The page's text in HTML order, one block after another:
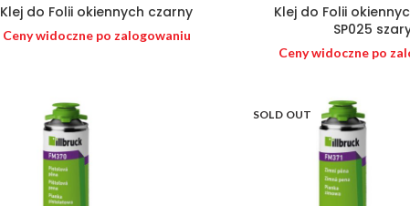
Klej do Folii okiennych czarny
Ceny widoczne po zalogowaniu
Klej do Folii
SP025
Ceny widoczne po
SOLD OUT